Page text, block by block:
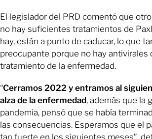
El legislador del PRD comentó que
no hay suficientes tratamientos de
hay, están a punto de caducar, lo que
preocupante porque no hay antivirales
tratamiento de la enfermedad.
“Cerramos 2022 y entramos al
alza de la enfermedad, además que la
pandemia, pensó que se había
las consecuencias. Esperamos que el
tan fuerte en los siguientes meses”,